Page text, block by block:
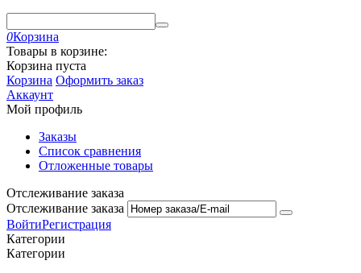
0Корзина
Товары в корзине:
Корзина пуста
Корзина Оформить заказ
Аккаунт
Мой профиль
Заказы
Список сравнения
Отложенные товары
Отслеживание заказа
Отслеживание заказа
ВойтиРегистрация
Категории
Категории